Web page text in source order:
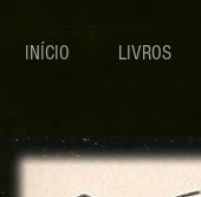
INÍCIO LIVROS